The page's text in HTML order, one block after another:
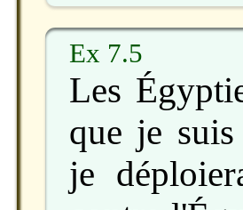
Ex 7.5
Les
que je
je